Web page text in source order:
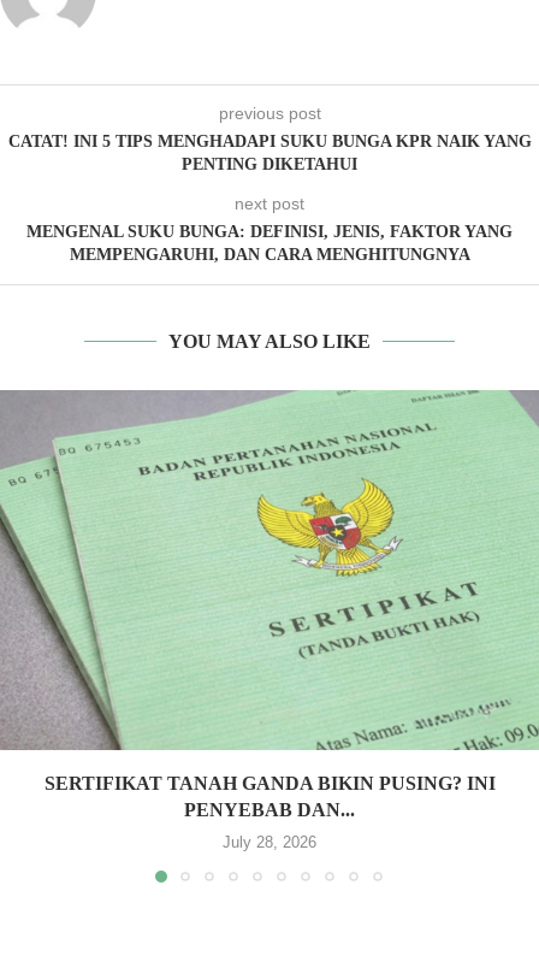
previous post
CATAT! INI 5 TIPS MENGHADAPI SUKU BUNGA KPR NAIK YANG
PENTING DIKETAHUI
next post
MENGENAL SUKU BUNGA: DEFINISI, JENIS, FAKTOR YANG
MEMPENGARUHI, DAN CARA MENGHITUNGNYA
YOU MAY ALSO LIKE
SERTIFIKAT TANAH GANDA BIKIN PUSING? INI
PENYEBAB DAN...
July 28, 2026